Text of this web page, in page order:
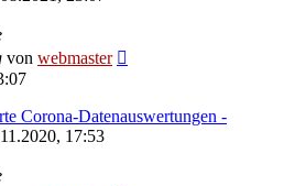
von webmaster
Corona-Datenauswertungen -
17:53